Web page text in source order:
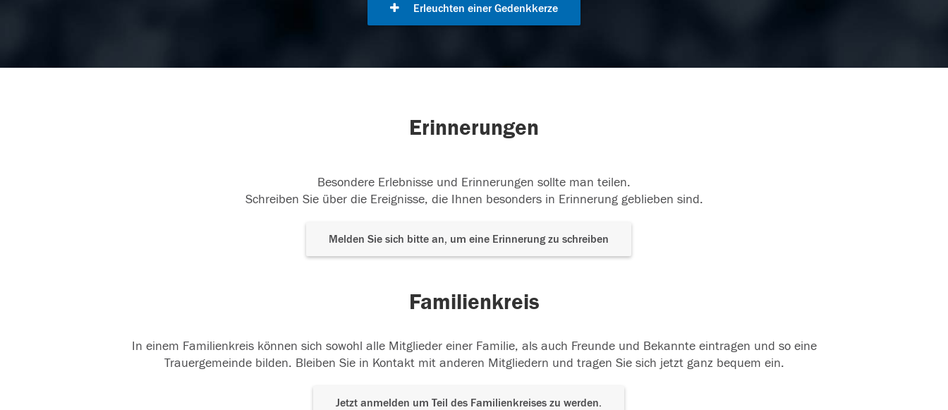
Erleuchten einer Gedenkkerze
Erinnerungen
Besondere Erlebnisse und Erinnerungen sollte man teilen.
Schreiben Sie über die Ereignisse, die Ihnen besonders in Erinnerung geblieben sind.
Melden Sie sich bitte an, um eine Erinnerung zu schreiben
Familienkreis
In einem Familienkreis können sich sowohl alle Mitglieder einer Familie, als auch Freunde und Bekannte eintragen und so eine
Trauergemeinde bilden. Bleiben Sie in Kontakt mit anderen Mitgliedern und tragen Sie sich jetzt ganz bequem ein.
Jetzt anmelden um Teil des Familienkreises zu werden.